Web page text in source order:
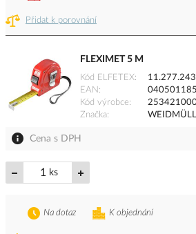
Přidat k porovnání
FLEXIMET 5 M
Kód ELFETEX
11.277.243
EAN
Kód výrobce
Značka
Cena s DPH
ks
K objednání
Na dotaz